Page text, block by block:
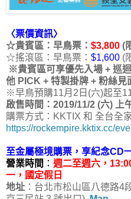
〈票價資訊〉
☆貴賓區：早鳥票： $3,800 (
☆搖滾區：早鳥票： $1,600 (
※貴賓區可享優先入場 + 巡
他 PICK + 特製掛牌 + 粉絲見
※早鳥預購11月2日(六)起至
啟售時間：2019/11/2 (六) 上
購票方式：KKTIX 和 全台全
https://rockempire.kktix.cc/
至金屬極境購票，享紀念CD
營業時間 ： 週二至週六，
一，國定假日
地址 ：台北市松山區八德路4